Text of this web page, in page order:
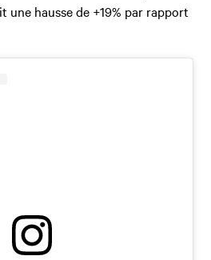
une hausse de +19% par rapport